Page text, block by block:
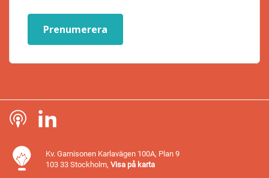
Prenumerera
Kv. Garnisonen Karlavägen 100A, Plan 9
103 33 Stockholm, Visa på karta